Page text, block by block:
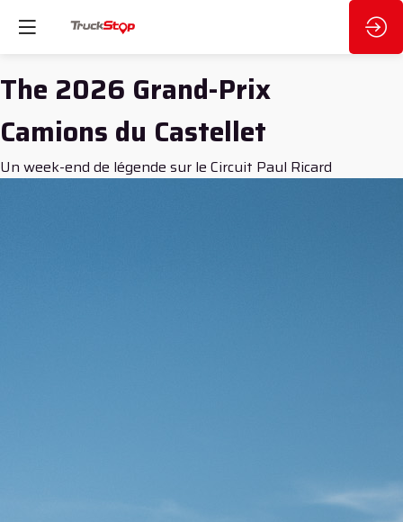
The 2026 Grand-Prix
Camions du Castellet
Un week-end de légende sur le Circuit Paul Ricard